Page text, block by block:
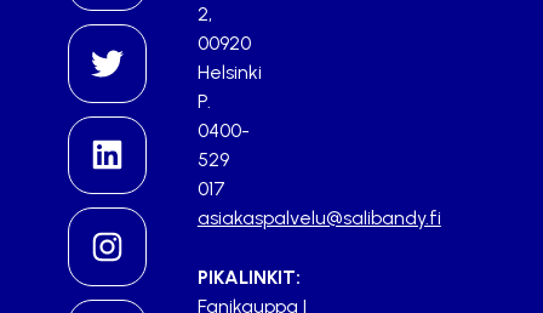
2,
00920
Helsinki
P.
0400-
529
017
asiakaspalvelu@salibandy.fi
PIKALINKIT:
Fanikauppa |